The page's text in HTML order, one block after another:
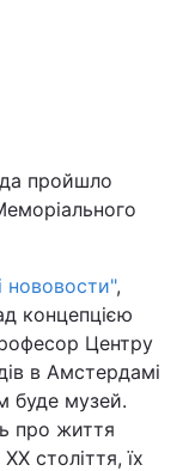
пройшло
нововости",
концепцією
Центру
в Амстердамі
буде музей.
про життя
століття, їх